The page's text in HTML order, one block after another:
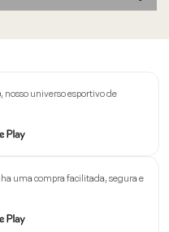
, nosso universo esportivo de
uma compra facilitada, segura e